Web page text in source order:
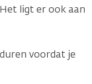
ligt er ook aan
voordat je